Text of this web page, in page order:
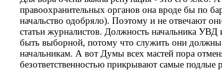
правоохранительных органов она вроде бы по
начальство одобряло). Поэтому и не отвечают
статьи журналистов. Должность начальника
быть выборной, потому что служить они должны
начальникам. А вот Думы всех мастей пора
безответственностью прикрывают самые подлые